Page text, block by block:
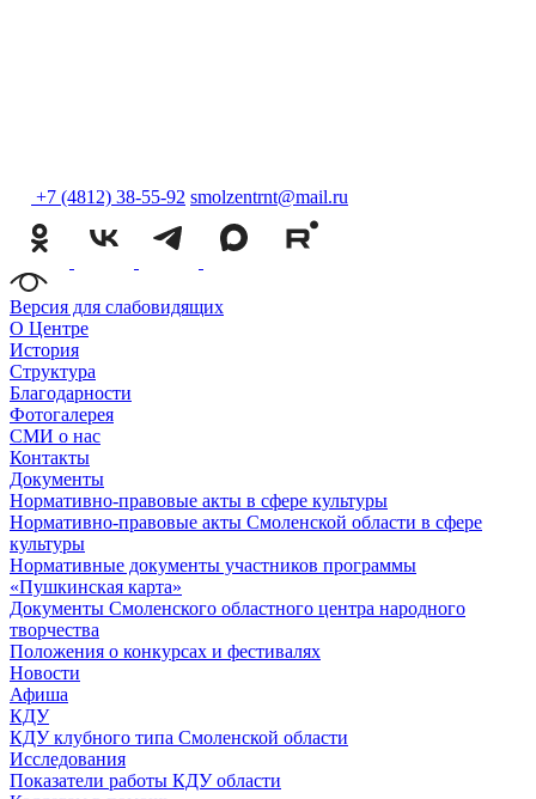
+7 (4812) 38-55-92 smolzentrnt@mail.ru
Версия для слабовидящих
О Центре
История
Структура
Благодарности
Фотогалерея
СМИ о нас
Контакты
Документы
Нормативно-правовые акты в сфере культуры
Нормативно-правовые акты Смоленской области в сфере
культуры
Нормативные документы участников программы
«Пушкинская карта»
Документы Смоленского областного центра народного
творчества
Положения о конкурсах и фестивалях
Новости
Афиша
КДУ
КДУ клубного типа Смоленской области
Исследования
Показатели работы КДУ области